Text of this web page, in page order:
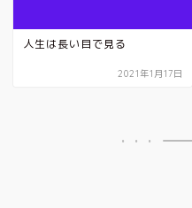
人生は長い目で見る
2021年1月17日